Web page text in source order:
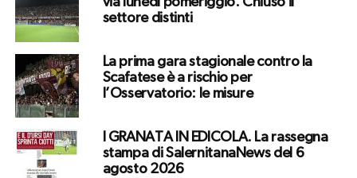
settore distinti
La prima gara stagionale contro la
Scafatese è a rischio per
l’Osservatorio: le misure
I GRANATA IN EDICOLA. La rassegna
stampa di SalernitanaNews del 6
agosto 2026